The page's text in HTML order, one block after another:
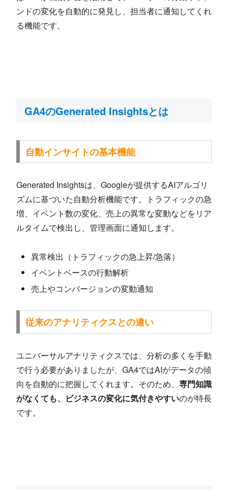
ンドの変化を自動的に発見し、担当者に通知してくれ
る機能です。
GA4のGenerated Insightsとは
自動インサイトの基本機能
Generated Insightsは、Googleが提供するAIアルゴリ
ズムに基づいた自動分析機能です。トラフィックの急
増、イベント数の変化、売上の異常な変動などをリア
ルタイムで検出し、管理画面に通知します。
異常検出（トラフィックの急上昇/急落）
イベントベースの行動解析
売上やコンバージョンの変動通知
従来のアナリティクスとの違い
ユニバーサルアナリティクスでは、分析の多くを手動
で行う必要がありましたが、GA4ではAIがデータの傾
向を自動的に把握してくれます。そのため、 専門知識
がなくても、ビジネスの変化に気付きやすいのが特長
です。